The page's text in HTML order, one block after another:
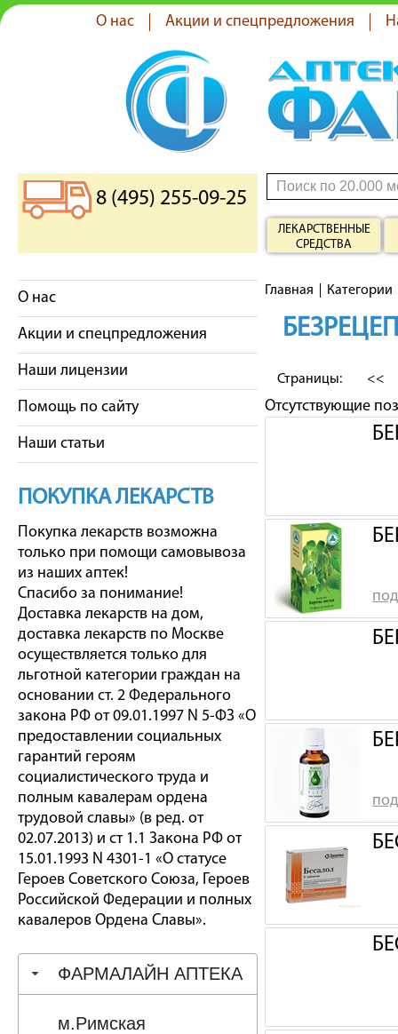
О нас Акции и спецпредложения
8 (495) 255-09-25
ЛЕКАРСТВЕННЫЕ
СРЕДСТВА
О нас
Акции и спецпредложения
Наши лицензии
Помощь по сайту
Наши статьи
ПОКУПКА ЛЕКАРСТВ
Покупка лекарств возможна
только при помощи самовывоза
из наших аптек!
Спасибо за понимание!
Доставка лекарств на дом,
доставка лекарств по Москве
осуществляется только для
льготной категории граждан на
основании ст. 2 Федерального
закона РФ от 09.01.1997 N 5-ФЗ «О
предоставлении социальных
гарантий героям
социалистического труда и
полным кавалерам ордена
трудовой славы» (в ред. от
02.07.2013) и ст 1.1 Закона РФ от
15.01.1993 N 4301-1 «О статусе
Героев Советского Союза, Героев
Российской Федерации и полных
кавалеров Ордена Славы».
ФАРМАЛАЙН АПТЕКА
м.Римская
Главная Категории
Страницы: <<
Отсутствующие